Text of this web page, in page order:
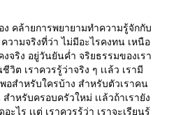
ง คล้ายการพยายามทำความรู้จักกับ
ความจริงที่ว่า ไม่มีอะไรคงทน เหนือ
จริง อยู่วันยันค่ำ จริยธรรมของเรา
ต เราควรรู้ว่าจริง ๆ เเล้ว เรามี
อสำหรับใครบ้าง สำหรับตัวเราคน
ำหรับครอบครัวใหม่ เเล้วถ้าเรายัง
ไร เเต่ เราควรรู้ว่า เราจะเรียนรู้